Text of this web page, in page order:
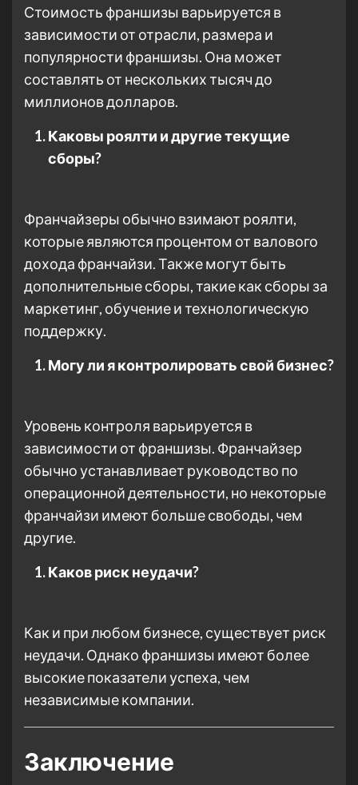
Стоимость франшизы варьируется в
зависимости от отрасли, размера и
популярности франшизы. Она может
составлять от нескольких тысяч до
миллионов долларов.
Каковы роялти и другие текущие
сборы?
Франчайзеры обычно взимают роялти,
которые являются процентом от валового
дохода франчайзи. Также могут быть
дополнительные сборы, такие как сборы за
маркетинг, обучение и технологическую
поддержку.
Могу ли я контролировать свой бизнес?
Уровень контроля варьируется в
зависимости от франшизы. Франчайзер
обычно устанавливает руководство по
операционной деятельности, но некоторые
франчайзи имеют больше свободы, чем
другие.
Каков риск неудачи?
Как и при любом бизнесе, существует риск
неудачи. Однако франшизы имеют более
высокие показатели успеха, чем
независимые компании.
Заключение